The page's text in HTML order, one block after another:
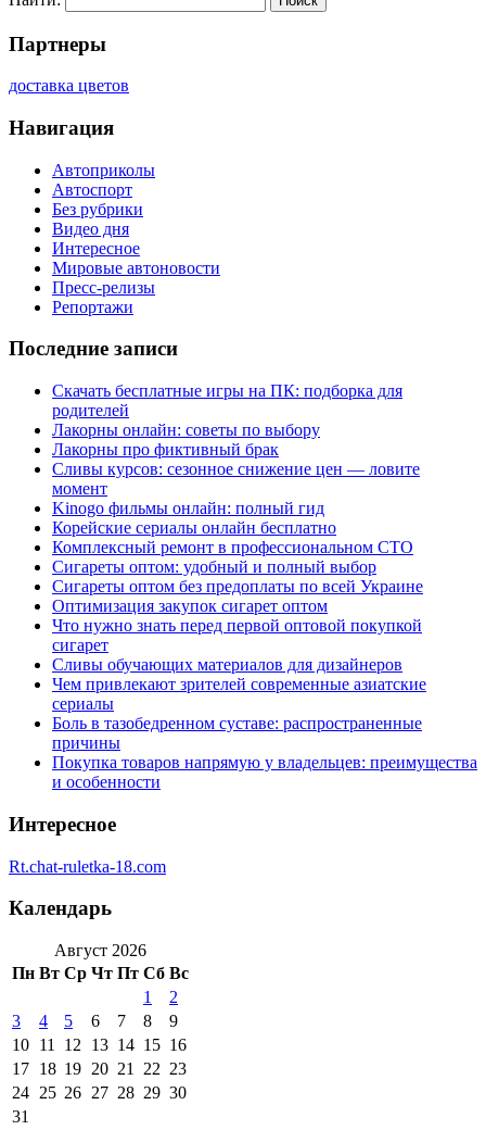
Партнеры
доставка цветов
Навигация
Автоприколы
Автоспорт
Без рубрики
Видео дня
Интересное
Мировые автоновости
Пресс-релизы
Репортажи
Последние записи
Скачать бесплатные игры на ПК: подборка для
родителей
Лакорны онлайн: советы по выбору
Лакорны про фиктивный брак
Сливы курсов: сезонное снижение цен — ловите
момент
Kinogo фильмы онлайн: полный гид
Корейские сериалы онлайн бесплатно
Комплексный ремонт в профессиональном СТО
Сигареты оптом: удобный и полный выбор
Сигареты оптом без предоплаты по всей Украине
Оптимизация закупок сигарет оптом
Что нужно знать перед первой оптовой покупкой
сигарет
Сливы обучающих материалов для дизайнеров
Чем привлекают зрителей современные азиатские
сериалы
Боль в тазобедренном суставе: распространенные
причины
Покупка товаров напрямую у владельцев: преимущества
и особенности
Интересное
Rt.chat-ruletka-18.com
Календарь
Август 2026
Пн Вт Ср Чт Пт Сб Вс
1
2
3
4 5 6 7 8
9
10 11 12 13 14 15 16
17 18 19 20 21 22 23
24 25 26 27 28 29 30
31